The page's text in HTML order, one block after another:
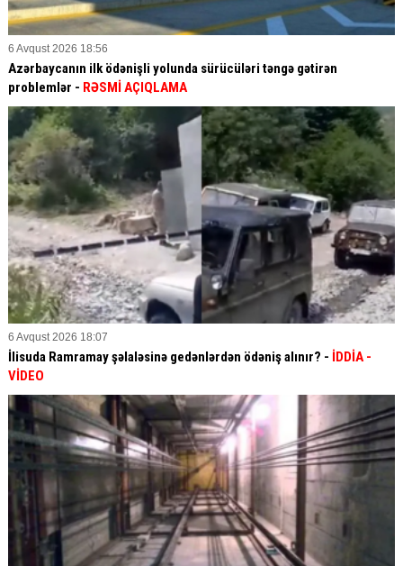
6 Avqust 2026 18:56
Azərbaycanın ilk ödənişli yolunda sürücüləri təngə gətirən
problemlər - RƏSMİ AÇIQLAMA
6 Avqust 2026 18:07
İlisuda Ramramay şəlaləsinə gedənlərdən ödəniş alınır? - İDDİA -
VİDEO